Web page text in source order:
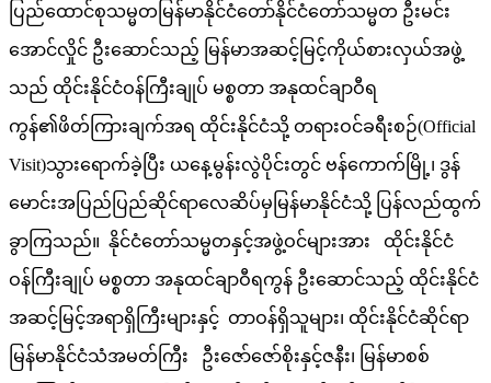
ပြည်ထောင်စုသမ္မတမြန်မာနိုင်ငံတော်နိုင်ငံတော်သမ္မတ ဦးမင်း
အောင်လှိုင် ဦးဆောင်သည့် မြန်မာအဆင့်မြင့်ကိုယ်စားလှယ်အဖွဲ့
သည် ထိုင်းနိုင်ငံဝန်ကြီးချုပ် မစ္စတာ အနုထင်ချာဝီရ
ကွန်၏ဖိတ်ကြားချက်အရ ထိုင်းနိုင်ငံသို့ တရားဝင်ခရီးစဉ်(Official
Visit)သွားရောက်ခဲ့ပြီး ယနေ့မွန်းလွဲပိုင်းတွင် ဗန်ကောက်မြို့၊ ဒွန်
မောင်းအပြည်ပြည်ဆိုင်ရာလေဆိပ်မှမြန်မာနိုင်ငံသို့ ပြန်လည်ထွက်
ခွာကြသည်။ နိုင်ငံတော်သမ္မတနှင့်အဖွဲ့ဝင်များအား ထိုင်းနိုင်ငံ
ဝန်ကြီးချုပ် မစ္စတာ အနုထင်ချာဝီရကွန် ဦးဆောင်သည့် ထိုင်းနိုင်ငံ
အဆင့်မြင့်အရာရှိကြီးများနှင့် တာဝန်ရှိသူများ၊ ထိုင်းနိုင်ငံဆိုင်ရာ
မြန်မာနိုင်ငံသံအမတ်ကြီး ဦးဇော်ဇော်စိုးနှင့်ဇနီး၊ မြန်မာစစ်